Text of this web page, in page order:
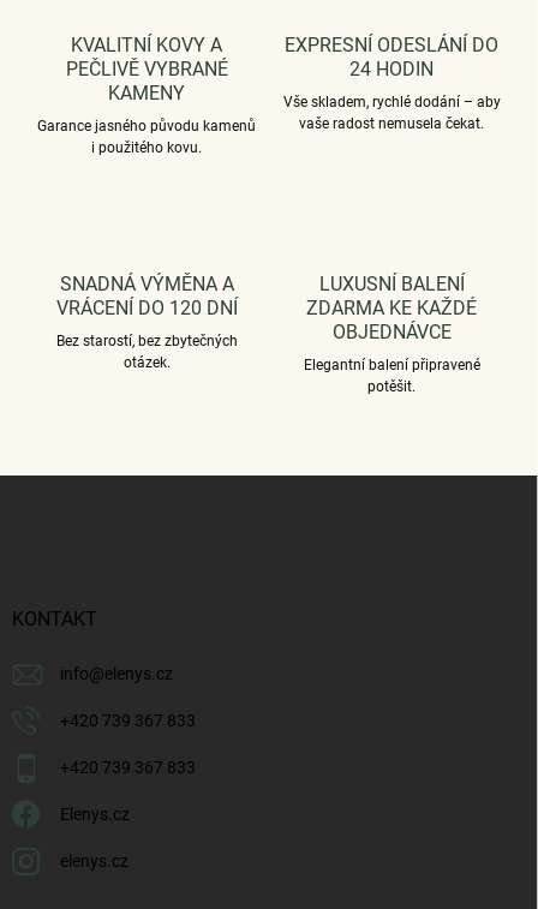
KVALITNÍ KOVY A
PEČLIVĚ VYBRANÉ
KAMENY
Garance jasného původu kamenů
i použitého kovu.
EXPRESNÍ ODESLÁNÍ DO
24 HODIN
Vše skladem, rychlé dodání – aby
vaše radost nemusela čekat.
SNADNÁ VÝMĚNA A
VRÁCENÍ DO 120 DNÍ
Bez starostí, bez zbytečných
otázek.
LUXUSNÍ BALENÍ
ZDARMA KE KAŽDÉ
OBJEDNÁVCE
Elegantní balení připravené
potěšit.
KONTAKT
info@elenys.cz
+420 739 367 833
+420 739 367 833
Elenys.cz
elenys.cz